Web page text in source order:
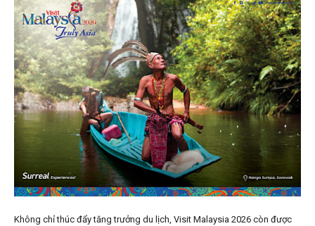
Không chỉ thúc đẩy tăng trưởng du lịch, Visit Malaysia 2026 còn được